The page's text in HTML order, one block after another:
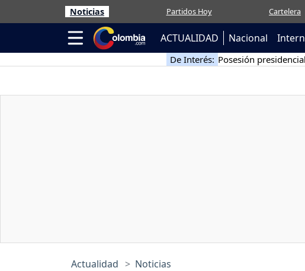
Noticias Partidos Hoy Cartelera
ACTUALIDAD Nacional
De Interés: Posesión presidencial
Actualidad Noticias